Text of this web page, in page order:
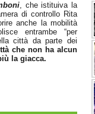
, che istituiva la
di controllo Rita
anche la mobilità
entrambe “per
città da parte dei
che non ha alcun
la giacca.